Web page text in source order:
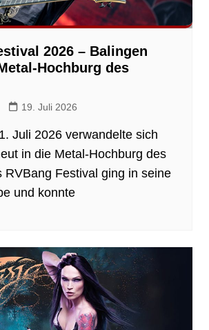
2026 – Balingen
Hochburg des
19. Juli 2026
Juli 2026 verwandelte sich
in die Metal-Hochburg des
RVBang Festival ging in seine
und konnte